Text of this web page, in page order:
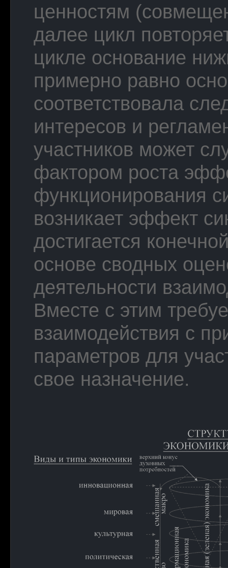
ценностям
далее цикл
цикле основание
примерно равно
соответствовала
интересов и
участников может
фактором роста
функционирования
возникает эффект
достигается
основе сводных
деятельности
Вместе с этим
взаимодействия с
параметров для
свое назначение.